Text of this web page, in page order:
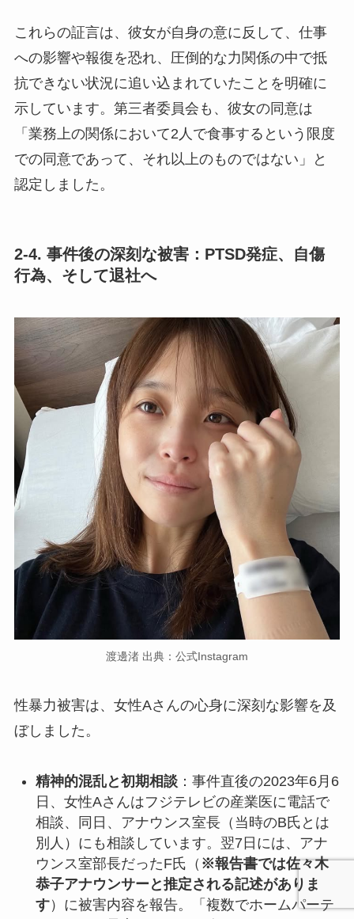
これらの証言は、彼女が自身の意に反して、仕事
への影響や報復を恐れ、圧倒的な力関係の中で抵
抗できない状況に追い込まれていたことを明確に
示しています。第三者委員会も、彼女の同意は
「業務上の関係において2人で食事するという限度
での同意であって、それ以上のものではない」と
認定しました。
2-4. 事件後の深刻な被害：PTSD発症、自傷
行為、そして退社へ
渡邊渚 出典：公式Instagram
性暴力被害は、女性Aさんの心身に深刻な影響を及
ぼしました。
精神的混乱と初期相談：事件直後の2023年6月6
日、女性Aさんはフジテレビの産業医に電話で
相談、同日、アナウンス室長（当時のB氏とは
別人）にも相談しています。翌7日には、アナ
ウンス室部長だったF氏（ ※報告書では佐々木
恭子アナウンサーと推定される記述がありま
す）に被害内容を報告。「複数でホームパーテ